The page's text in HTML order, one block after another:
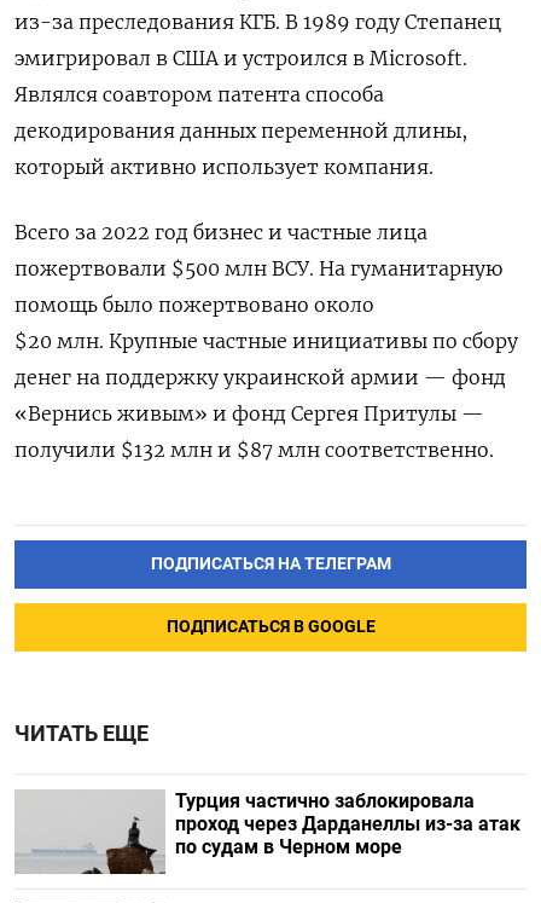
из-за преследования КГБ. В 1989 году Степанец
эмигрировал в США и устроился в Microsoft.
Являлся соавтором патента способа
декодирования данных переменной длины,
который активно использует компания.
Всего за 2022 год бизнес и частные лица
пожертвовали $500 млн ВСУ. На гуманитарную
помощь было пожертвовано около
$20 млн. Крупные частные инициативы по сбору
денег на поддержку украинской армии — фонд
«Вернись живым» и фонд Сергея Притулы —
получили $132 млн и $87 млн соответственно.
ПОДПИСАТЬСЯ НА ТЕЛЕГРАМ
ПОДПИСАТЬСЯ В GOOGLE
ЧИТАТЬ ЕЩЕ
Турция частично заблокировала
проход через Дарданеллы из-за атак
по судам в Черном море